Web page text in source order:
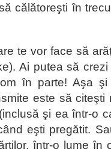
călătoreşti în
te vor face să
Ai putea să
în parte! Aşa
este să citeşti
şi ea într-o
eşti pregătit.
într-o lume în